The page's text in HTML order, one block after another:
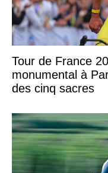
Tour de France
monumental à
des cinq sacres